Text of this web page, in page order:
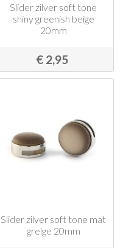
Slider zilver soft tone
shiny greenish beige
20mm
€ 2,95
Slider zilver soft tone mat
greige 20mm